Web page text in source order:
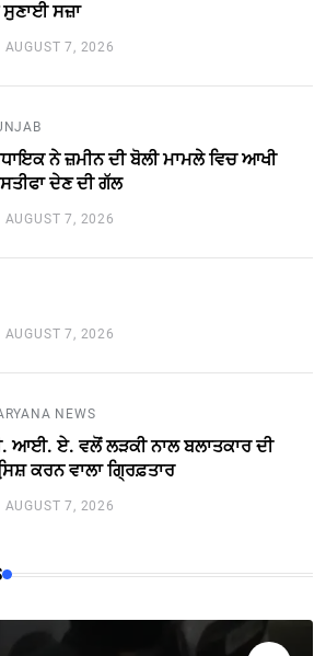
ਸੁਣਾਈ ਸਜ਼ਾ
AUGUST 7, 2026
ਨੇ ਜ਼ਮੀਨ ਦੀ ਬੋਲੀ ਮਾਮਲੇ ਵਿਚ ਆਖੀ
ਦੇਣ ਦੀ ਗੱਲ
AUGUST 7, 2026
AUGUST 7, 2026
NEWS
ਆਈ. ਏ. ਵਲੋਂ ਲੜਕੀ ਨਾਲ ਬਲਾਤਕਾਰ ਦੀ
ਕਰਨ ਵਾਲਾ ਗ੍ਰਿਫ਼ਤਾਰ
AUGUST 7, 2026